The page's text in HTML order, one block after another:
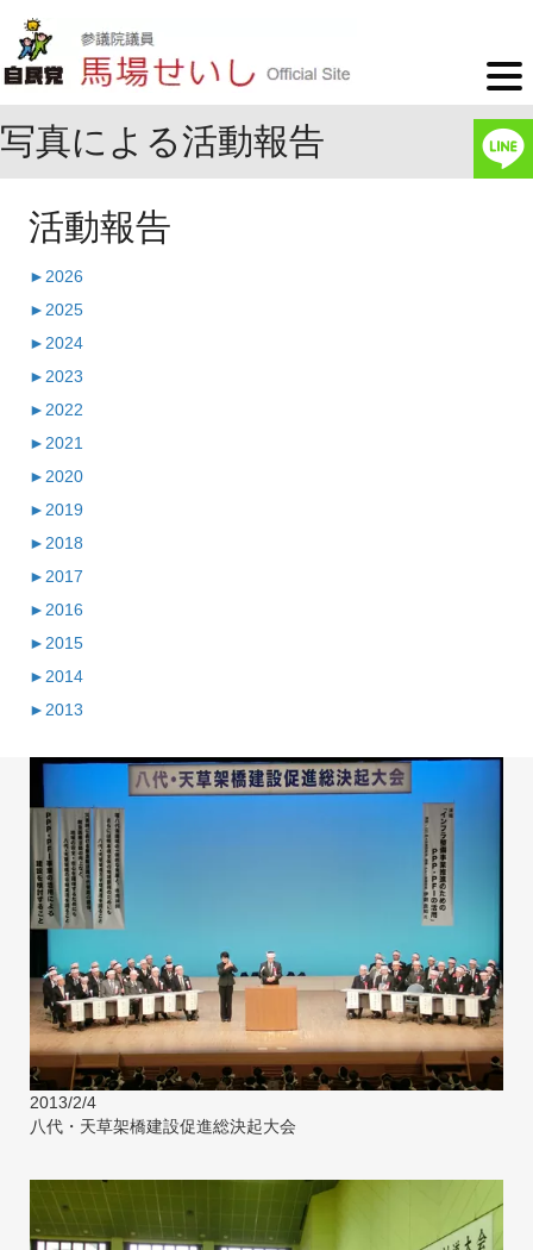
写真による活動報告
活動報告
► 2026
► 2025
► 2024
► 2023
► 2022
► 2021
► 2020
► 2019
► 2018
► 2017
► 2016
► 2015
► 2014
► 2013
2013/2/4
八代・天草架橋建設促進総決起大会